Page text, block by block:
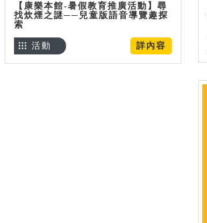
【康樂本館-暑假教育推廣活動】尋
找炊煙之謎──兒童版語音導覽趣探
索
詳內容
活動